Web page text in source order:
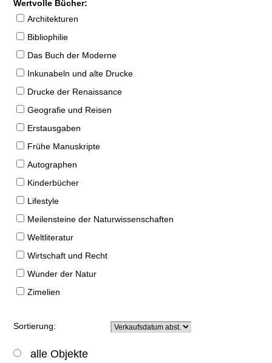
Wertvolle Bücher:
Architekturen
Bibliophilie
Das Buch der Moderne
Inkunabeln und alte Drucke
Drucke der Renaissance
Geografie und Reisen
Erstausgaben
Frühe Manuskripte
Autographen
Kinderbücher
Lifestyle
Meilensteine der Naturwissenschaften
Weltliteratur
Wirtschaft und Recht
Wunder der Natur
Zimelien
Sortierung:
alle Objekte